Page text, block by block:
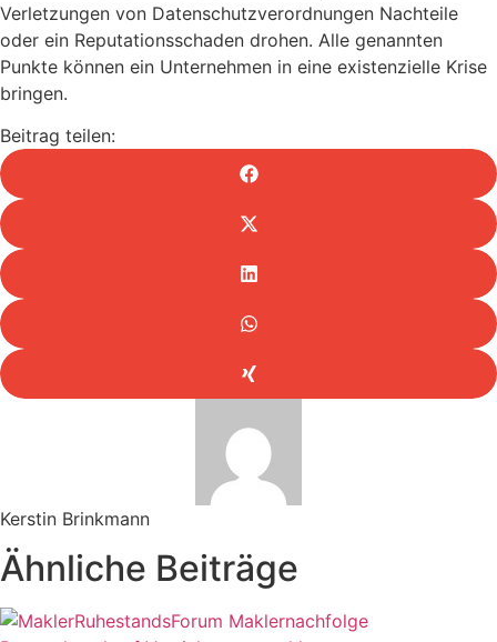
Verletzungen von Datenschutzverordnungen Nachteile
oder ein Reputationsschaden drohen. Alle genannten
Punkte können ein Unternehmen in eine existenzielle Krise
bringen.
Beitrag teilen:
Kerstin Brinkmann
Ähnliche Beiträge